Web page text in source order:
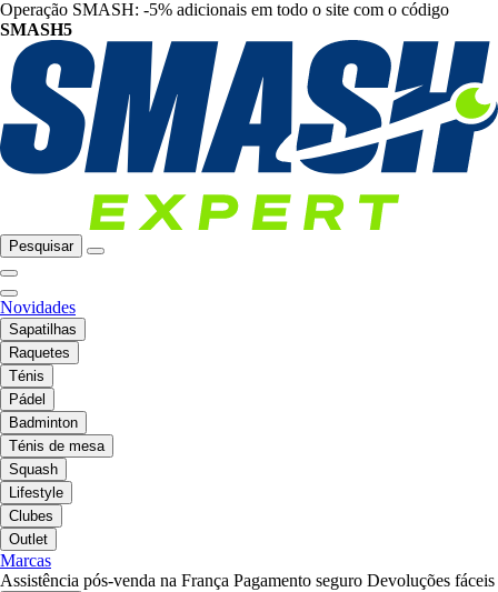
Operação SMASH: -5% adicionais em todo o site com o código
SMASH5
Pesquisar
Novidades
Sapatilhas
Raquetes
Ténis
Pádel
Badminton
Ténis de mesa
Squash
Lifestyle
Clubes
Outlet
Marcas
Assistência pós-venda na França Pagamento seguro Devoluções fáceis